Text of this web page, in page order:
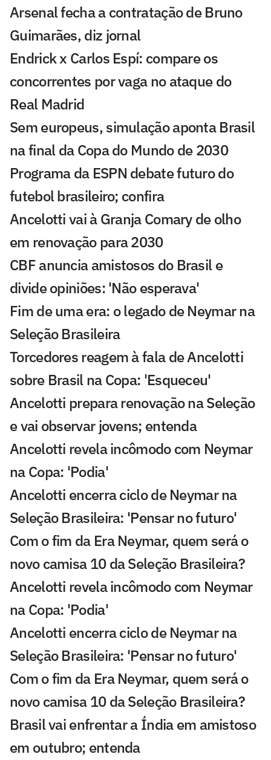
Arsenal fecha a contratação de Bruno
Guimarães, diz jornal
Endrick x Carlos Espí: compare os
concorrentes por vaga no ataque do
Real Madrid
Sem europeus, simulação aponta Brasil
na final da Copa do Mundo de 2030
Programa da ESPN debate futuro do
futebol brasileiro; confira
Ancelotti vai à Granja Comary de olho
em renovação para 2030
CBF anuncia amistosos do Brasil e
divide opiniões: 'Não esperava'
Fim de uma era: o legado de Neymar na
Seleção Brasileira
Torcedores reagem à fala de Ancelotti
sobre Brasil na Copa: 'Esqueceu'
Ancelotti prepara renovação na Seleção
e vai observar jovens; entenda
Ancelotti revela incômodo com Neymar
na Copa: 'Podia'
Ancelotti encerra ciclo de Neymar na
Seleção Brasileira: 'Pensar no futuro'
Com o fim da Era Neymar, quem será o
novo camisa 10 da Seleção Brasileira?
Ancelotti revela incômodo com Neymar
na Copa: 'Podia'
Ancelotti encerra ciclo de Neymar na
Seleção Brasileira: 'Pensar no futuro'
Com o fim da Era Neymar, quem será o
novo camisa 10 da Seleção Brasileira?
Brasil vai enfrentar a Índia em amistoso
em outubro; entenda